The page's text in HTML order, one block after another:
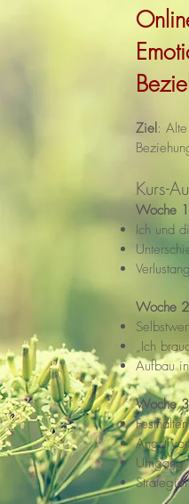
Ziel:
Kurs-
Woche 1
Ich und
Woche 2
„Ich
Aufbau
Woche 3
Angst
Umgang